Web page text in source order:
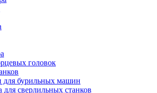
головок
для бурильных машин
для сверлильных станков